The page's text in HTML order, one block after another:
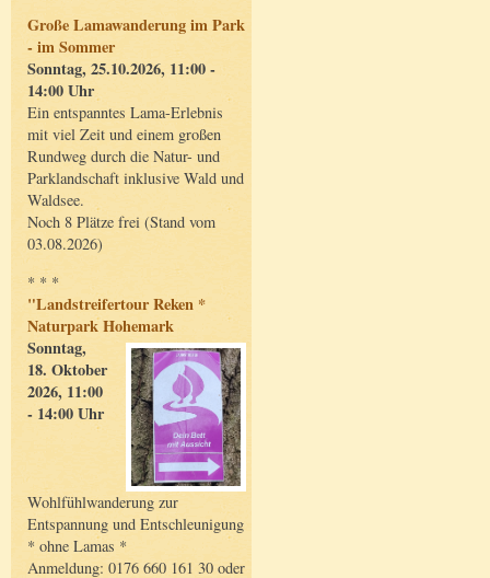
Große Lamawanderung im Park
- im Sommer
Sonntag, 25.10.2026, 11:00 -
14:00 Uhr
Ein entspanntes Lama-Erlebnis
mit viel Zeit und einem großen
Rundweg durch die Natur- und
Parklandschaft inklusive Wald und
Waldsee.
Noch 8 Plätze frei (Stand vom
03.08.2026)
* * *
"Landstreifertour Reken *
Naturpark Hohemark
Sonntag,
18. Oktober
2026, 11:00
- 14:00 Uhr
Wohlfühlwanderung zur
Entspannung und Entschleunigung
* ohne Lamas *
Anmeldung: 0176 660 161 30 oder